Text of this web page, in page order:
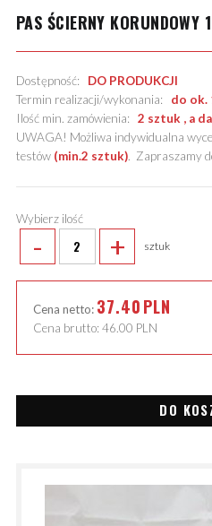
PAS ŚCIERNY
Dostępność: DO PRODUKCJI
Termin realizacji/wykonania: do ok.
Ilość min. zamówienia: 2 sztuk , a
UWAGA! Możliwa indywidualna
testów (min.2 sztuk). Zapraszamy
Wybierz ilość
- + sztuk
Cena netto: 37.40PLN
Cena brutto: 46.00 PLN
DO